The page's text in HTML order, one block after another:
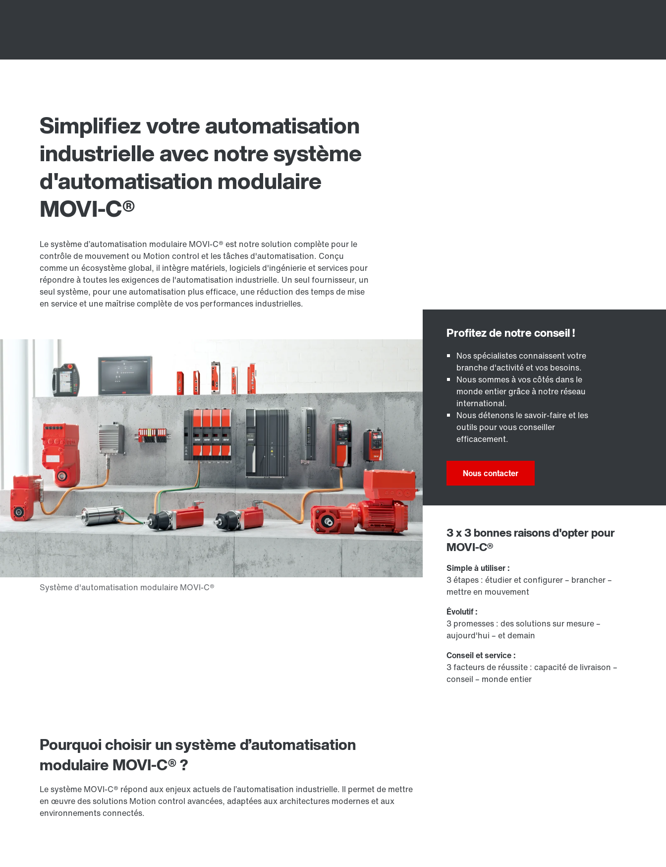
Simplifiez votre automatisation
industrielle avec notre système
d'automatisation modulaire
MOVI-C®
Le système d’automatisation modulaire MOVI-C® est notre solution complète pour le
contrôle de mouvement ou Motion control et les tâches d'automatisation. Conçu
comme un écosystème global, il intègre matériels, logiciels d'ingénierie et services pour
répondre à toutes les exigences de l'automatisation industrielle. Un seul fournisseur, un
seul système, pour une automatisation plus efficace, une réduction des temps de mise
en service et une maîtrise complète de vos performances industrielles.
Nos spécialistes connaissent votre
branche d'activité et vos besoins.
Nous sommes à vos côtés dans le
monde entier grâce à notre réseau
international.
Nous détenons le savoir-faire et les
outils pour vous conseiller
efficacement.
Nous contacter
3 x 3 bonnes raisons d'opter pour
MOVI-C®
Simple à utiliser :
3 étapes : étudier et configurer – brancher –
mettre en mouvement
Évolutif :
3 promesses : des solutions sur mesure –
aujourd'hui – et demain
Conseil et service :
3 facteurs de réussite : capacité de livraison –
conseil – monde entier
Pourquoi choisir un système d’automatisation
modulaire MOVI-C® ?
Le système MOVI-C® répond aux enjeux actuels de l’automatisation industrielle. Il permet de mettre
en œuvre des solutions Motion control avancées, adaptées aux architectures modernes et aux
environnements connectés.